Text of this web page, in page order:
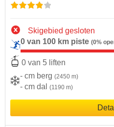
Skigebied gesloten
0 van 100 km piste (0%
0 van 5 liften
- cm berg (2450 m)
- cm dal (1190 m)